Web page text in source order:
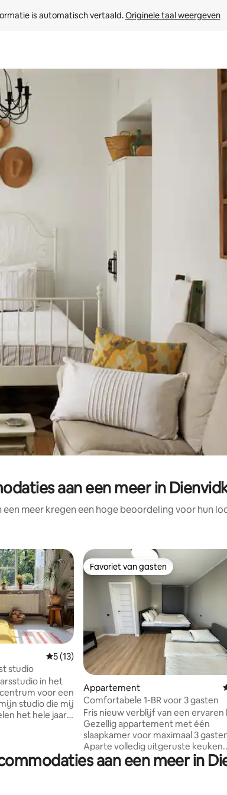
is automatisch vertaald. Originele taal weergeven
de pijltjestoetsen omhoog en omlaag, óf door te tikken
aan een meer in
meer kregen een hoge beoordeling voor hun
32 recensies
Gemiddelde beoordeling van 5 uit 5, 13
5 (13)
studio
in het
voor een
studio die mij
het hele jaar
Favoriet van gasten
Favoriet van gasten
Appartement
Comfortabele 1-BR voor 3 gasten
Fris nieuw verblijf van een ervaren
Gezellig appartement met één
slaapkamer voor maximaal 3
Aparte volledig uitgeruste keuken.
Ontspan op het ruime balkon! Geweldige
locatie in een veilige buurt. Gratis
aan een meer in